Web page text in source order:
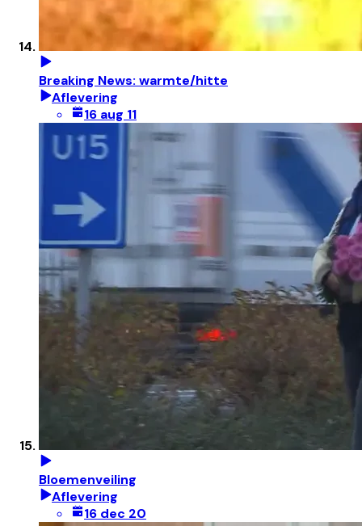
Breaking News: warmte/hitte
Aflevering
16 aug 11
Bloemenveiling
Aflevering
16 dec 20